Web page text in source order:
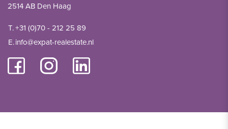
2514 AB Den Haag
T.+31 (0)70 - 212 25 89
E.info@expat-realestate.nl